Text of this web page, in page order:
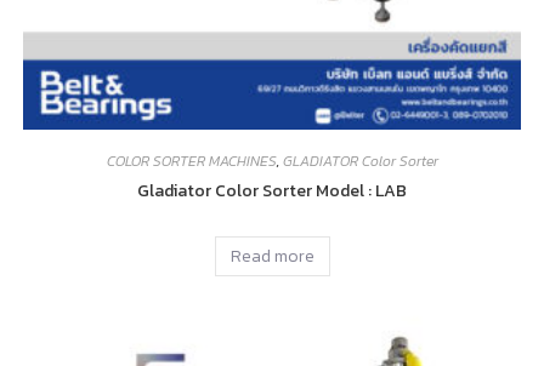
COLOR SORTER MACHINES,GLADIATOR Color Sorter
Gladiator Color Sorter Model : LAB
Read more